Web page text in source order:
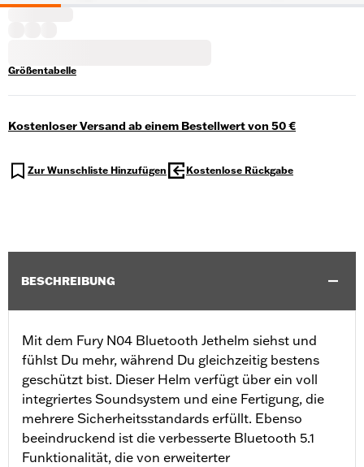
Größentabelle
Kostenloser Versand ab einem Bestellwert von 50 €
Zur Wunschliste Hinzufügen Kostenlose Rückgabe
BESCHREIBUNG
Mit dem Fury N04 Bluetooth Jethelm siehst und
fühlst Du mehr, während Du gleichzeitig bestens
geschützt bist. Dieser Helm verfügt über ein voll
integriertes Soundsystem und eine Fertigung, die
mehrere Sicherheitsstandards erfüllt. Ebenso
beeindruckend ist die verbesserte Bluetooth 5.1
Funktionalität, die von erweiterter